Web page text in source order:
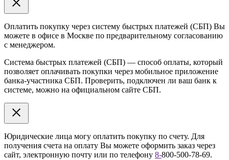
Оплатить покупку через систему быстрых платежей (СБП) Вы
можете в офисе в Москве по предварительному согласованию
с менеджером.
Система быстрых платежей (СБП) — способ оплаты, который
позволяет оплачивать покупки через мобильное приложение
банка-участника СБП. Проверить, подключен ли ваш банк к
системе, можно на официальном сайте СБП.
Юридические лица могу оплатить покупку по счету. Для
получения счета на оплату Вы можете оформить заказ через
сайт, электронную почту или по телефону 8-800-500-78-69.